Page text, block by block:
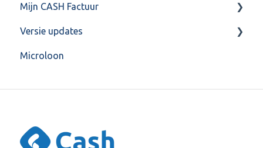
Overig
Mijn CASH Factuur
Facturatie Loonportal( CASH Lonen)
Mijn CASH factuur
Versie updates
CashWeb updates 2025
Microloon